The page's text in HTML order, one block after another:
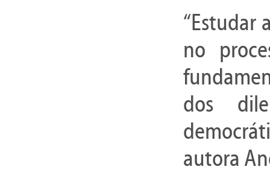
“Estudar
no
dos
autora